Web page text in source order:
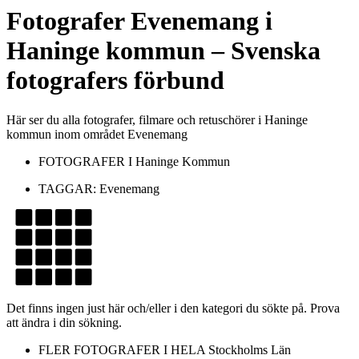
FotograferEvenemang i
Haninge kommun– Svenska
fotografers förbund
Här ser du alla fotografer, filmare och retuschörer i Haninge
kommun inom området Evenemang
FOTOGRAFER I Haninge Kommun
TAGGAR: Evenemang
Det finns ingen just här och/eller i den kategori du sökte på. Prova
att ändra i din sökning.
FLER FOTOGRAFER I HELA Stockholms Län